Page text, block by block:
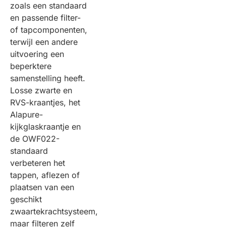
zoals een standaard
en passende filter-
of tapcomponenten,
terwijl een andere
uitvoering een
beperktere
samenstelling heeft.
Losse zwarte en
RVS-kraantjes, het
Alapure-
kijkglaskraantje en
de OWF022-
standaard
verbeteren het
tappen, aflezen of
plaatsen van een
geschikt
zwaartekrachtsysteem,
maar filteren zelf